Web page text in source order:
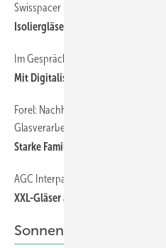
Swisspacer im Vorzeigeprojekt für
Isoliergläser für „Zero carbon“
Im Gespräch mit Albert Schweitzer
Mit Digitalisierung zu mehr
Forel: Nachhaltiges Wachstum und
Glasverarbeitung
Starke Familie, starke Anlagen
AGC Interpane | Glaston
XXL-Gläser automatisiert fertigen
Sonnenschutz